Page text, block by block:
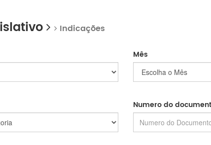
Indicações
Mês
Numero do